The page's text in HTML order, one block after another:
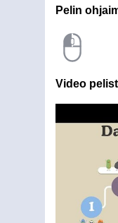
Pelin
Video